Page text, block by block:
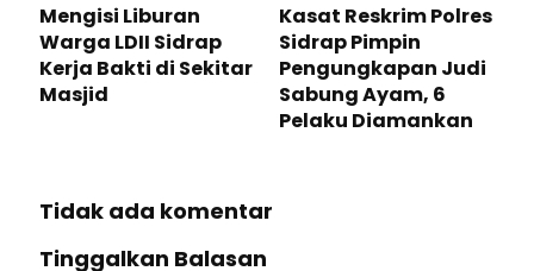
Mengisi Liburan
Warga LDII Sidrap
Kerja Bakti di Sekitar
Masjid
Kasat Reskrim Polres
Sidrap Pimpin
Pengungkapan Judi
Sabung Ayam, 6
Pelaku Diamankan
Tidak ada komentar
Tinggalkan Balasan